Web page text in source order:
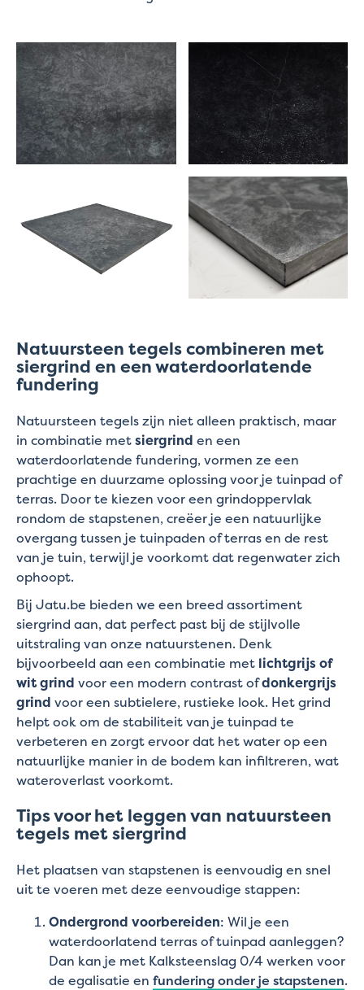
Natuursteen tegels combineren met
siergrind en een waterdoorlatende
fundering
Natuursteen tegels zijn niet alleen praktisch, maar
in combinatie metsiergrind en een
waterdoorlatende fundering, vormen ze een
prachtige en duurzame oplossing voor je tuinpad of
terras. Door te kiezen voor een grindoppervlak
rondom de stapstenen, creëer je een natuurlijke
overgang tussen je tuinpaden of terras en de rest
van je tuin, terwijl je voorkomt dat regenwater zich
ophoopt.
Bij Jatu.be bieden we een breed assortiment
siergrind aan, dat perfect past bij de stijlvolle
uitstraling van onze natuurstenen. Denk
bijvoorbeeld aan een combinatie met lichtgrijs of
wit grind voor een modern contrast ofdonkergrijs
grind voor een subtielere, rustieke look. Het grind
helpt ook om de stabiliteit van je tuinpad te
verbeteren en zorgt ervoor dat het water op een
natuurlijke manier in de bodem kan infiltreren, wat
wateroverlast voorkomt.
Tips voor het leggen van natuursteen
tegels met siergrind
Het plaatsen van stapstenen is eenvoudig en snel
uit te voeren met deze eenvoudige stappen:
Ondergrond voorbereiden: Wil je een
waterdoorlatend terras of tuinpad aanleggen?
Dan kan je met Kalksteenslag 0/4 werken voor
de egalisatie en fundering onder je stapstenen.